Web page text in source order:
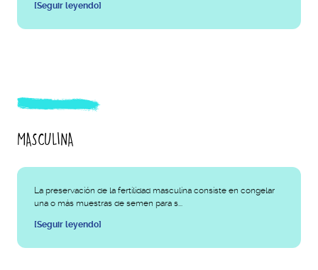
[Seguir leyendo]
MASCULINA
La preservación de la fertilidad masculina consiste en congelar
una o más muestras de semen para s...
[Seguir leyendo]